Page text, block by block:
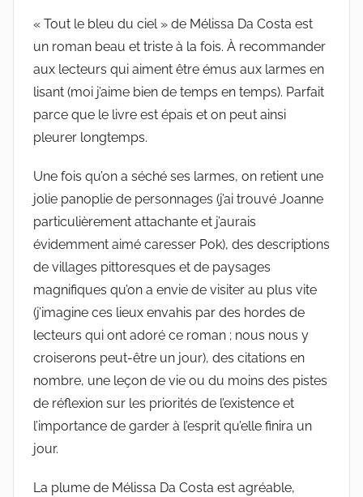
« Tout le bleu du ciel » de Mélissa Da Costa est
un roman beau et triste à la fois. À recommander
aux lecteurs qui aiment être émus aux larmes en
lisant (moi j’aime bien de temps en temps). Parfait
parce que le livre est épais et on peut ainsi
pleurer longtemps.
Une fois qu’on a séché ses larmes, on retient une
jolie panoplie de personnages (j’ai trouvé Joanne
particulièrement attachante et j’aurais
évidemment aimé caresser Pok), des descriptions
de villages pittoresques et de paysages
magnifiques qu’on a envie de visiter au plus vite
(j’imagine ces lieux envahis par des hordes de
lecteurs qui ont adoré ce roman ; nous nous y
croiserons peut-être un jour), des citations en
nombre, une leçon de vie ou du moins des pistes
de réflexion sur les priorités de l’existence et
l’importance de garder à l’esprit qu’elle finira un
jour.
La plume de Mélissa Da Costa est agréable,